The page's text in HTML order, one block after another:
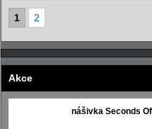
1 2
Akce
nášivka Seconds